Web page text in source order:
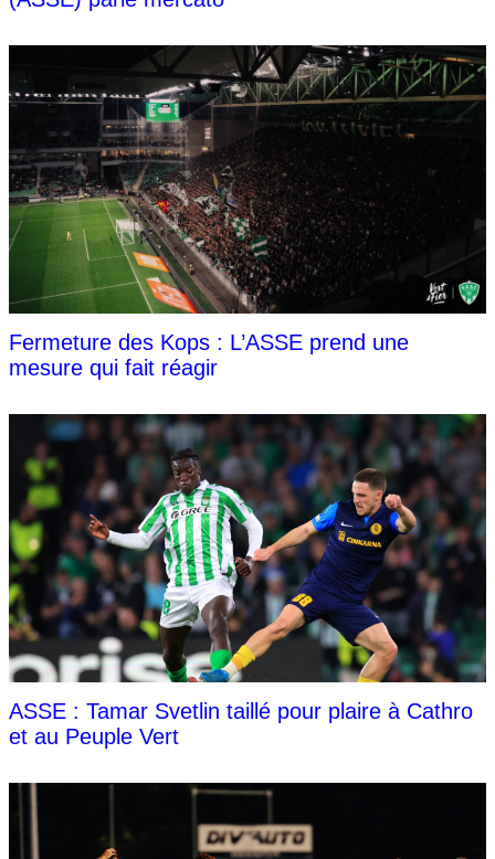
Fermeture des Kops : L’ASSE prend une
mesure qui fait réagir
ASSE : Tamar Svetlin taillé pour plaire à Cathro
et au Peuple Vert